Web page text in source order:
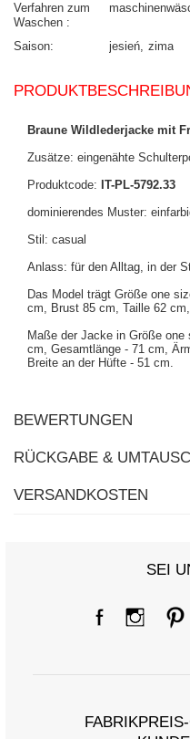
Verfahren zum
Waschen
Saison jesień zima
Braune Wildlederjacke mit
Zusätze: eingenähte
Produktcode: IT-PL-5792.33
dominierendes Muster:
Stil: casual
Anlass: für den Alltag, in der
Das Model trägt Größe one
cm, Brust 85 cm, Taille 62
Maße der Jacke in Größe
cm, Gesamtlänge - 71 cm,
Breite an der Hüfte - 51 cm.
BEWERTUNGEN
RÜCKGABE &
VERSANDKOSTEN
SEI
FABRIKPREIS-